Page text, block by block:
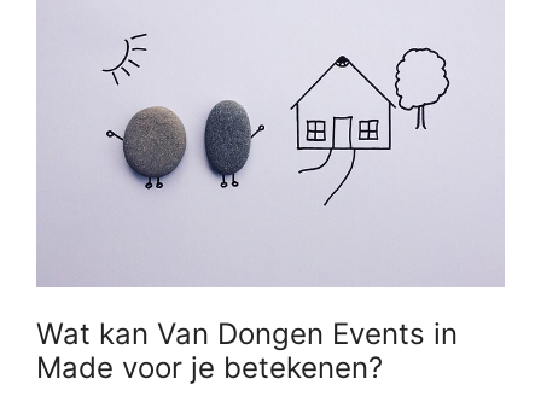
Wat kan Van Dongen Events in
Made voor je betekenen?